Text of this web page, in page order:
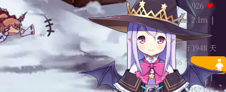
国标准时间) –2026
Sekyoro | 2.1m |
127:55
本站已安全运行 1948 天
00 小时 36 分 13 秒
总访客数37001人 |
总访问量43523次